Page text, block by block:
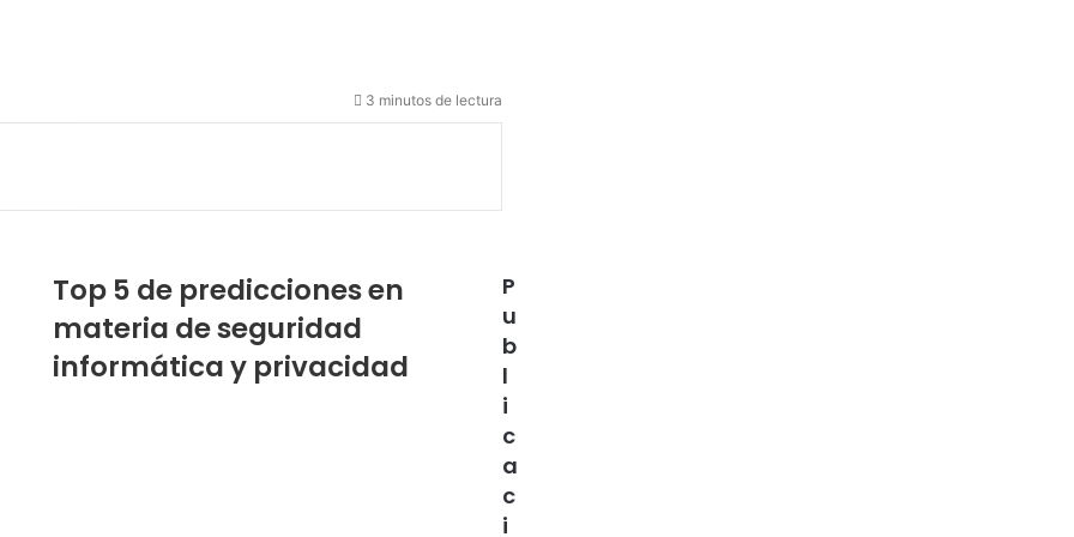
3 minutos de lectura
Top 5 de predicciones en
materia de seguridad
informática y privacidad
P
u
b
l
i
c
a
c
i